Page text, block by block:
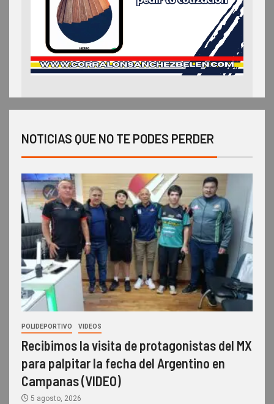
NOTICIAS QUE NO TE PODES PERDER
POLIDEPORTIVO VIDEOS
Recibimos la visita de protagonistas del MX
para palpitar la fecha del Argentino en
Campanas (VIDEO)
5 agosto, 2026